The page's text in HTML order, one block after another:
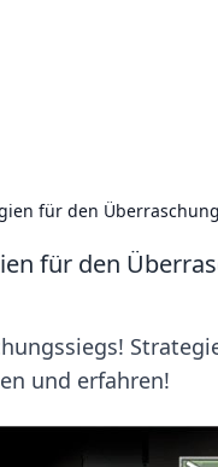
für den
für den
und erfahren!